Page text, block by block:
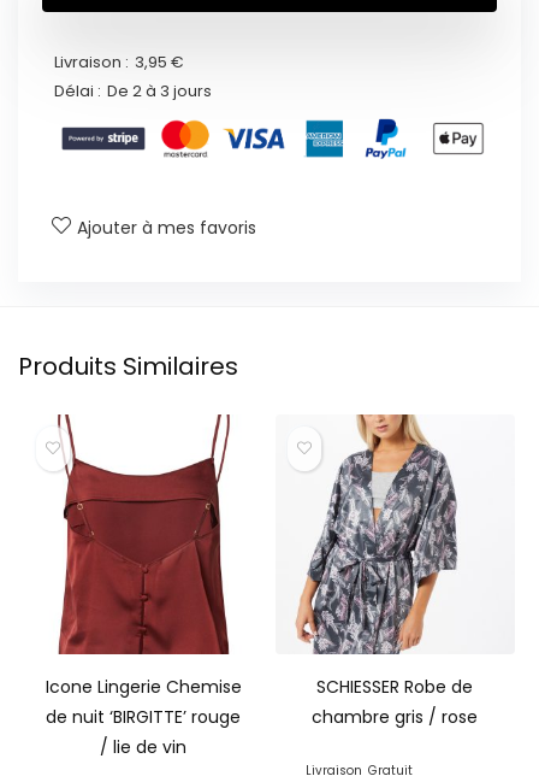
Livraison : 3,95 €
Délai : De 2 à 3 jours
Ajouter à mes favoris
Produits Similaires
Icone Lingerie Chemise
de nuit ‘BIRGITTE’ rouge
/ lie de vin
SCHIESSER Robe de
chambre gris / rose
Livraison Gratuit